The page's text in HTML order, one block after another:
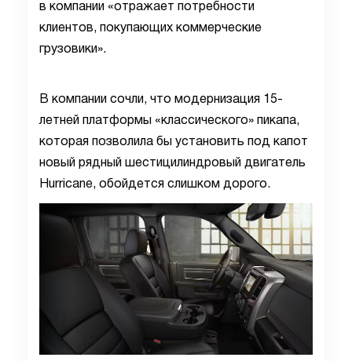
в компании «отражает потребности
клиентов, покупающих коммерческие
грузовики».
В компании сочли, что модернизация 15-
летней платформы «классического» пикапа,
которая позволила бы установить под капот
новый рядный шестицилиндровый двигатель
Hurricane, обойдется слишком дорого.